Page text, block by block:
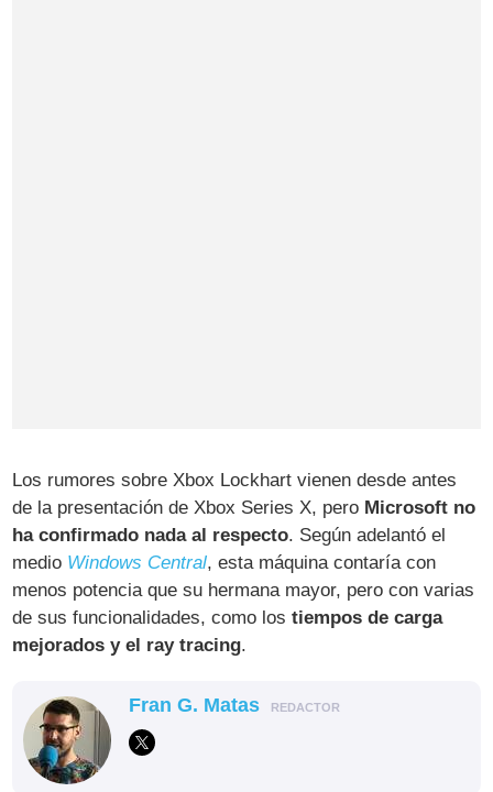
Los rumores sobre Xbox Lockhart vienen desde antes
de la presentación de Xbox Series X, pero Microsoft no
ha confirmado nada al respecto. Según adelantó el
medio Windows Central, esta máquina contaría con
menos potencia que su hermana mayor, pero con varias
de sus funcionalidades, como lostiempos de carga
mejorados y el ray tracing.
Fran G. Matas REDACTOR